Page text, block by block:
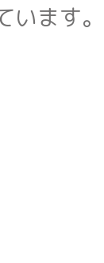
ます。